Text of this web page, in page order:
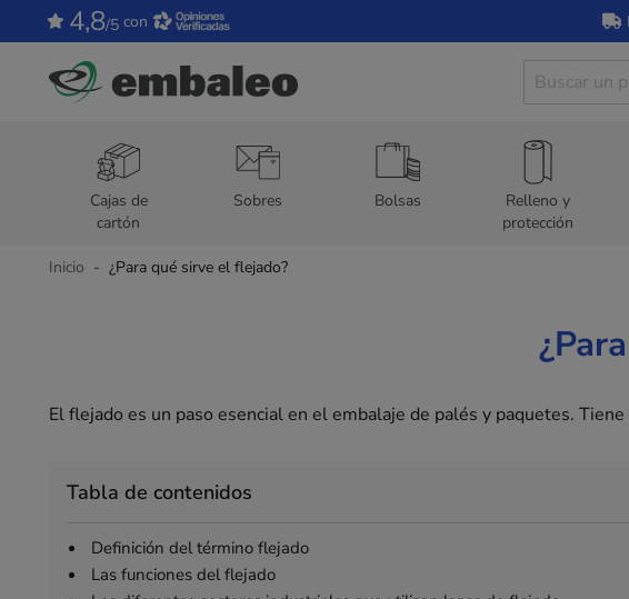
4,8/5 con
Cajas de
cartón
Sobres Bolsas
Relleno y
protección
Inicio ¿Para qué sirve el flejado?
El flejado es un paso esencial en el embalaje de palés y paquetes.
Tabla de contenidos
Definición del término flejado
Las funciones del flejado